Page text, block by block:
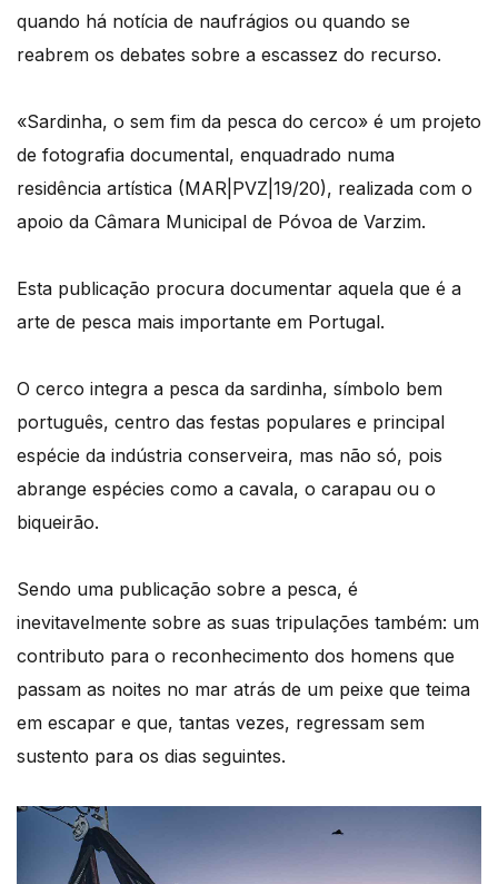
quando há notícia de naufrágios ou quando se
reabrem os debates sobre a escassez do recurso.
«Sardinha, o sem fim da pesca do cerco» é um projeto
de fotografia documental, enquadrado numa
residência artística (MAR|PVZ|19/20), realizada com o
apoio da Câmara Municipal de Póvoa de Varzim.
Esta publicação procura documentar aquela que é a
arte de pesca mais importante em Portugal.
O cerco integra a pesca da sardinha, símbolo bem
português, centro das festas populares e principal
espécie da indústria conserveira, mas não só, pois
abrange espécies como a cavala, o carapau ou o
biqueirão.
Sendo uma publicação sobre a pesca, é
inevitavelmente sobre as suas tripulações também: um
contributo para o reconhecimento dos homens que
passam as noites no mar atrás de um peixe que teima
em escapar e que, tantas vezes, regressam sem
sustento para os dias seguintes.